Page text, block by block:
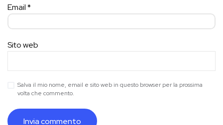
Email*
Sito web
Salva il mio nome, email e sito web in questo browser per la prossima
volta che commento.